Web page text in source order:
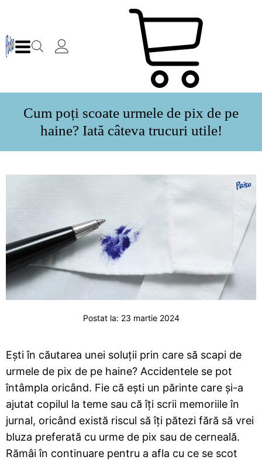
Cum poți scoate urmele de pix de pe
haine? Iată câteva trucuri utile!
Postat la: 23 martie 2024
Ești în căutarea unei soluții prin care să scapi de
urmele de pix de pe haine? Accidentele se pot
întâmpla oricând. Fie că ești un părinte care și-a
ajutat copilul la teme sau că îți scrii memoriile în
jurnal, oricând există riscul să îți pătezi fără să vrei
bluza preferată cu urme de pix sau de cerneală.
Rămâi în continuare pentru a afla cu ce se scot